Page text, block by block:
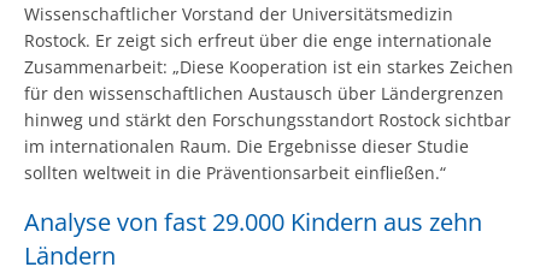
Wissenschaftlicher Vorstand der Universitätsmedizin
Rostock. Er zeigt sich erfreut über die enge internationale
Zusammenarbeit: „Diese Kooperation ist ein starkes Zeichen
für den wissenschaftlichen Austausch über Ländergrenzen
hinweg und stärkt den Forschungsstandort Rostock sichtbar
im internationalen Raum. Die Ergebnisse dieser Studie
sollten weltweit in die Präventionsarbeit einfließen.“
Analyse von fast 29.000 Kindern aus zehn
Ländern